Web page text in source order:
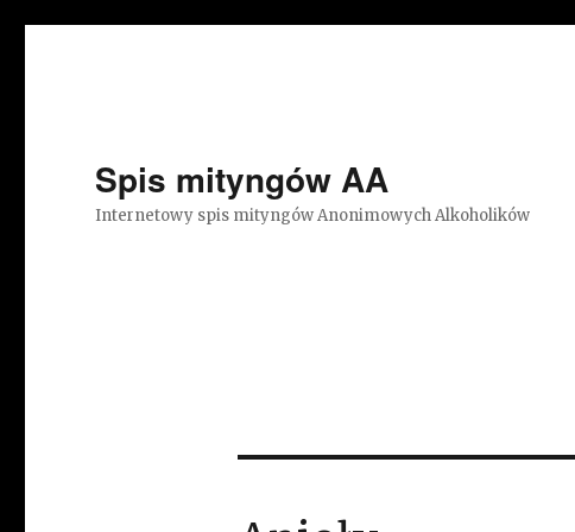
Spis mityngów AA
Internetowy spis mityngów Anonimowych Alkoholików